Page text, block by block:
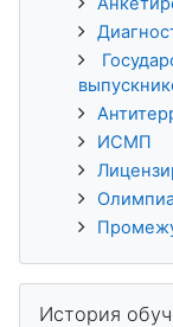
ИСМП
История